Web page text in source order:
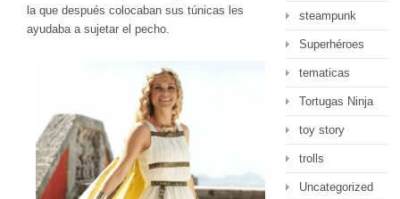
la que después colocaban sus túnicas les
ayudaba a sujetar el pecho.
steampunk
Superhéroes
tematicas
Tortugas Ninja
toy story
trolls
Uncategorized